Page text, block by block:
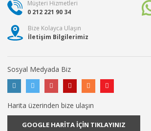
Müşteri Hizmetleri
0 212 221 90 34
Bize Kolayca Ulaşın
İletişim Bilgilerimiz
Sosyal Medyada Biz
Harita üzerinden bize ulaşın
GOOGLE HARİTA İÇİN TIKLAYINIZ